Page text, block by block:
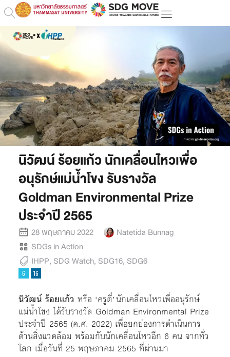
นิวัฒน์ ร้อยแก้ว นักเคลื่อนไหวเพื่อ
อนุรักษ์แม่น้ำโขง รับรางวัล
Goldman Environmental Prize
ประจำปี 2565
28 พฤษภาคม 2022
Natetida Bunnag
SDGs in Action
IHPP, SDG Watch, SDG16, SDG6
นิวัฒน์ ร้อยแก้ว หรือ ‘ครูตี๋’ นักเคลื่อนไหวเพื่ออนุรักษ์
แม่น้ำโขง ได้รับรางวัล Goldman Environmental Prize
ประจำปี 2565 (ค.ศ. 2022) เพื่อยกย่องการดำเนินการ
ด้านสิ่งแวดล้อม พร้อมกับนักเคลื่อนไหวอีก 6 คน จากทั่ว
โลก เมื่อวันที่ 25 พฤษภาคม 2565 ที่ผ่านมา